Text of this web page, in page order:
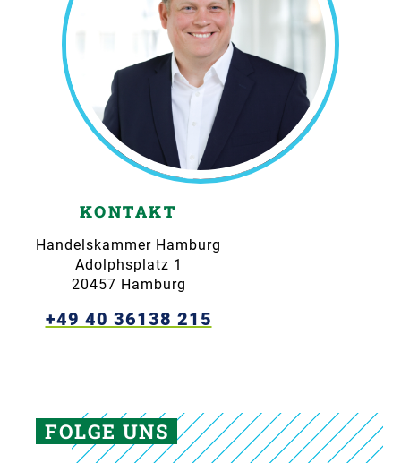
KONTAKT
Handelskammer Hamburg
Adolphsplatz 1
20457 Hamburg
+49 40 36138 215
FOLGE UNS